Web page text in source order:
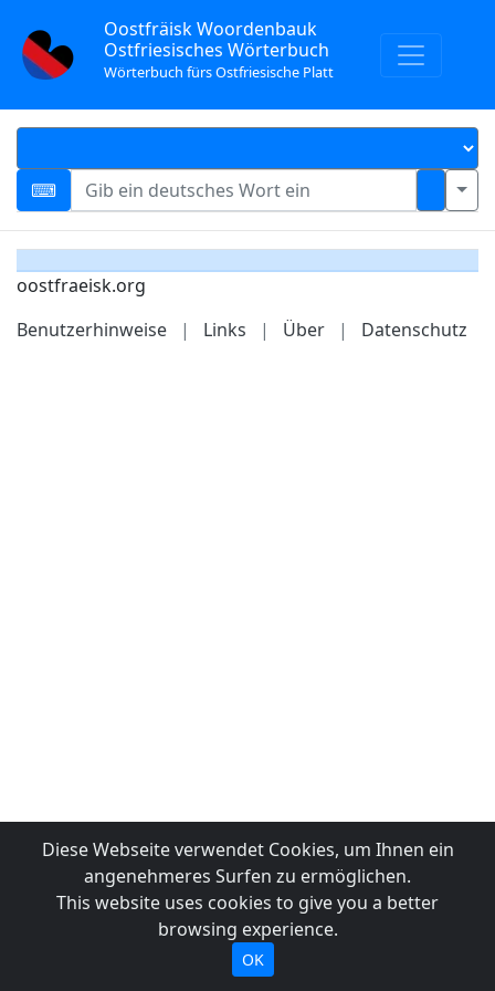
Oostfräisk Woordenbauk
Ostfriesisches Wörterbuch
Wörterbuch fürs Ostfriesische Platt
oostfraeisk.org
Benutzerhinweise
| Links | Über | Datenschutz
Diese Webseite verwendet Cookies, um Ihnen ein
angenehmeres Surfen zu ermöglichen.
This website uses cookies to give you a better
browsing experience.
OK